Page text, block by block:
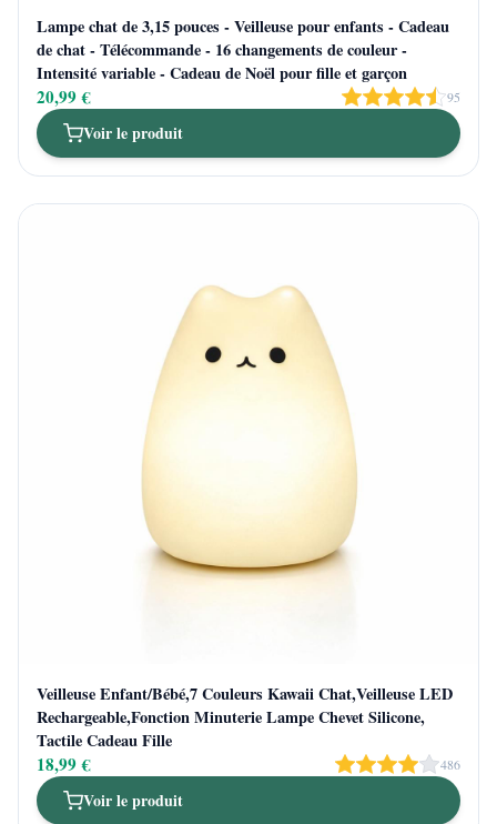
Lampe chat de 3,15 pouces - Veilleuse pour enfants - Cadeau
de chat - Télécommande - 16 changements de couleur -
Intensité variable - Cadeau de Noël pour fille et garçon
20,99 € 95
Voir le produit
Veilleuse Enfant/Bébé,7 Couleurs Kawaii Chat,Veilleuse LED
Rechargeable,Fonction Minuterie Lampe Chevet Silicone,
Tactile Cadeau Fille
18,99 € 486
Voir le produit